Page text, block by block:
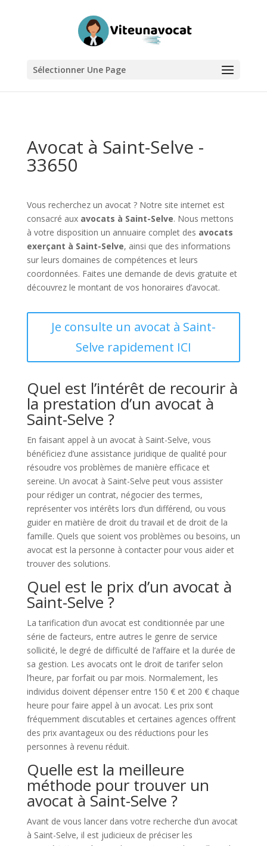
Sélectionner Une Page
Avocat à Saint-Selve -
33650
Vous recherchez un avocat ? Notre site internet est
consacré aux avocats à Saint-Selve. Nous mettons
à votre disposition un annuaire complet des avocats
exerçant à Saint-Selve, ainsi que des informations
sur leurs domaines de compétences et leurs
coordonnées. Faites une demande de devis gratuite et
découvrez le montant de vos honoraires d’avocat.
Je consulte un avocat à Saint-
Selve rapidement ICI
Quel est l’intérêt de recourir à
la prestation d’un avocat à
Saint-Selve ?
En faisant appel à un avocat à Saint-Selve, vous
bénéficiez d’une assistance juridique de qualité pour
résoudre vos problèmes de manière efficace et
sereine. Un avocat à Saint-Selve peut vous assister
pour rédiger un contrat, négocier des termes,
représenter vos intérêts lors d’un différend, ou vous
guider en matière de droit du travail et de droit de la
famille. Quels que soient vos problèmes ou besoins, un
avocat est la personne à contacter pour vous aider et
trouver des solutions.
Quel est le prix d’un avocat à
Saint-Selve ?
La tarification d’un avocat est conditionnée par une
série de facteurs, entre autres le genre de service
sollicité, le degré de difficulté de l’affaire et la durée de
sa gestion. Les avocats ont le droit de tarifer selon
l’heure, par forfait ou par mois. Normalement, les
individus doivent dépenser entre 150 € et 200 € chaque
heure pour faire appel à un avocat. Les prix sont
fréquemment discutables et certaines agences offrent
des prix avantageux ou des réductions pour les
personnes à revenu réduit.
Quelle est la meilleure
méthode pour trouver un
avocat à Saint-Selve ?
Avant de vous lancer dans votre recherche d’un avocat
à Saint-Selve, il est judicieux de préciser les